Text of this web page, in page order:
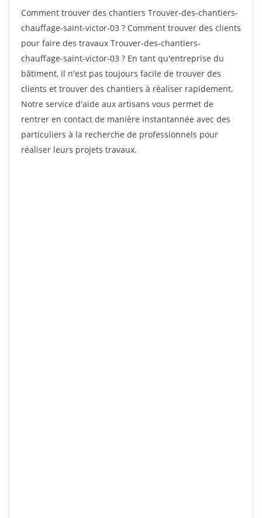
Comment trouver des chantiers Trouver-des-chantiers-
chauffage-saint-victor-03 ? Comment trouver des clients
pour faire des travaux Trouver-des-chantiers-
chauffage-saint-victor-03 ? En tant qu'entreprise du
bâtiment, il n'est pas toujours facile de trouver des
clients et trouver des chantiers à réaliser rapidement.
Notre service d'aide aux artisans vous permet de
rentrer en contact de manière instantannée avec des
particuliers à la recherche de professionnels pour
réaliser leurs projets travaux.